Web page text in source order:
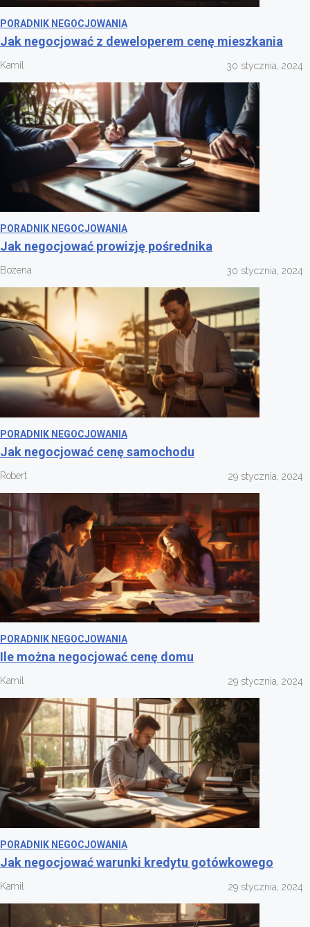
PORADNIK NEGOCJOWANIA
Jak negocjować z deweloperem cenę mieszkania
Kamil 30 stycznia, 2024
PORADNIK NEGOCJOWANIA
Jak negocjować prowizję pośrednika
Bozena 30 stycznia, 2024
PORADNIK NEGOCJOWANIA
Jak negocjować cenę samochodu
Robert 29 stycznia, 2024
PORADNIK NEGOCJOWANIA
Ile można negocjować cenę domu
Kamil 29 stycznia, 2024
PORADNIK NEGOCJOWANIA
Jak negocjować warunki kredytu gotówkowego
Kamil 29 stycznia, 2024